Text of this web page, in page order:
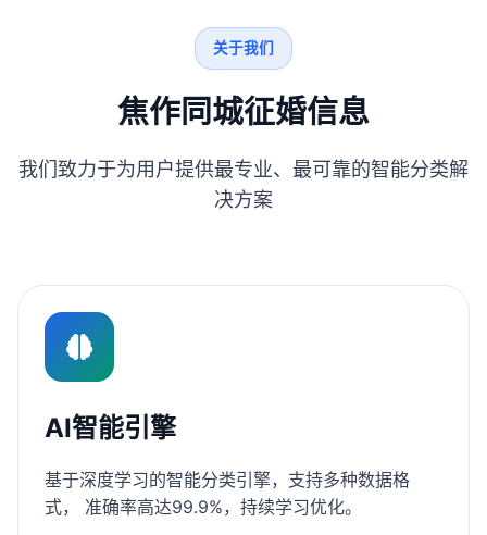
关于我们
焦作同城征婚信息
我们致力于为用户提供最专业、最可靠的智能分类解
决方案
AI智能引擎
基于深度学习的智能分类引擎，支持多种数据格
式， 准确率高达99.9%，持续学习优化。